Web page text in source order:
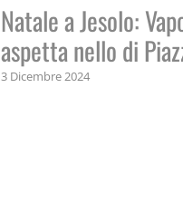
Natale a Jesolo:
aspetta nello di
3 Dicembre 2024